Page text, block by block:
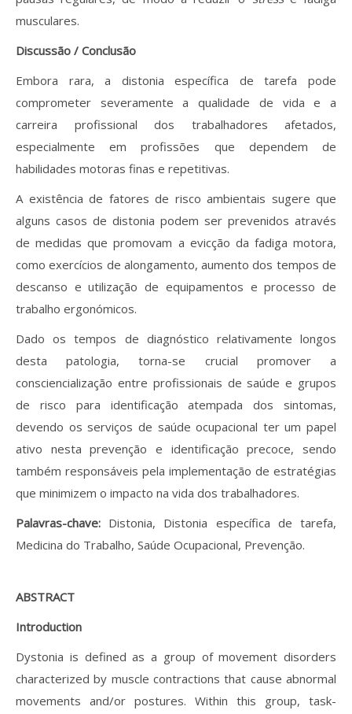
musculares.
Discussão / Conclusão
Embora rara, a distonia específica de tarefa pode
comprometer severamente a qualidade de vida e a
carreira profissional dos trabalhadores afetados,
especialmente em profissões que dependem de
habilidades motoras finas e repetitivas.
A existência de fatores de risco ambientais sugere que
alguns casos de distonia podem ser prevenidos através
de medidas que promovam a evicção da fadiga motora,
como exercícios de alongamento, aumento dos tempos de
descanso e utilização de equipamentos e processo de
trabalho ergonómicos.
Dado os tempos de diagnóstico relativamente longos
desta patologia, torna-se crucial promover a
consciencialização entre profissionais de saúde e grupos
de risco para identificação atempada dos sintomas,
devendo os serviços de saúde ocupacional ter um papel
ativo nesta prevenção e identificação precoce, sendo
também responsáveis pela implementação de estratégias
que minimizem o impacto na vida dos trabalhadores.
Palavras-chave: Distonia, Distonia específica de tarefa,
Medicina do Trabalho, Saúde Ocupacional, Prevenção.
ABSTRACT
Introduction
Dystonia is defined as a group of movement disorders
characterized by muscle contractions that cause abnormal
movements and/or postures. Within this group, task-